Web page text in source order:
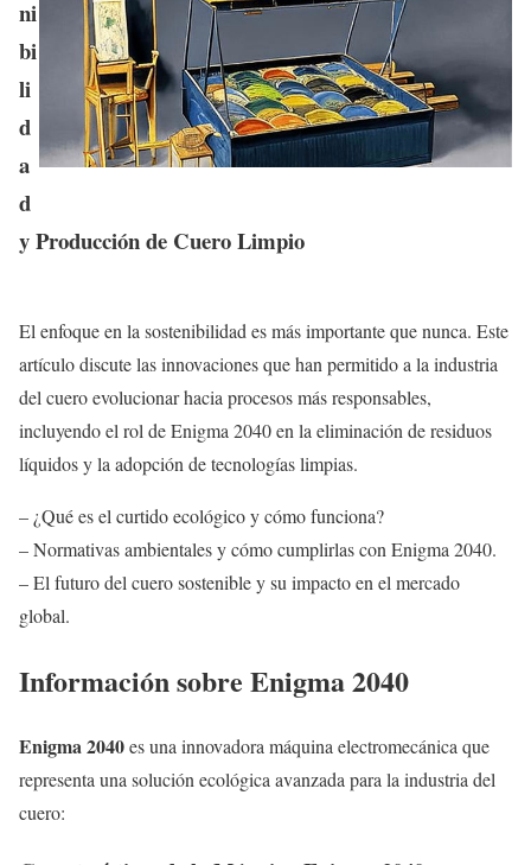
ni
bi
li
d
a
d
y Producción de Cuero Limpio
El enfoque en la sostenibilidad es más importante que nunca. Este
artículo discute las innovaciones que han permitido a la industria
del cuero evolucionar hacia procesos más responsables,
incluyendo el rol de Enigma 2040 en la eliminación de residuos
líquidos y la adopción de tecnologías limpias.
– ¿Qué es el curtido ecológico y cómo funciona?
– Normativas ambientales y cómo cumplirlas con Enigma 2040.
– El futuro del cuero sostenible y su impacto en el mercado
global.
Información sobre Enigma 2040
Enigma 2040es una innovadora máquina electromecánica que
representa una solución ecológica avanzada para la industria del
cuero: